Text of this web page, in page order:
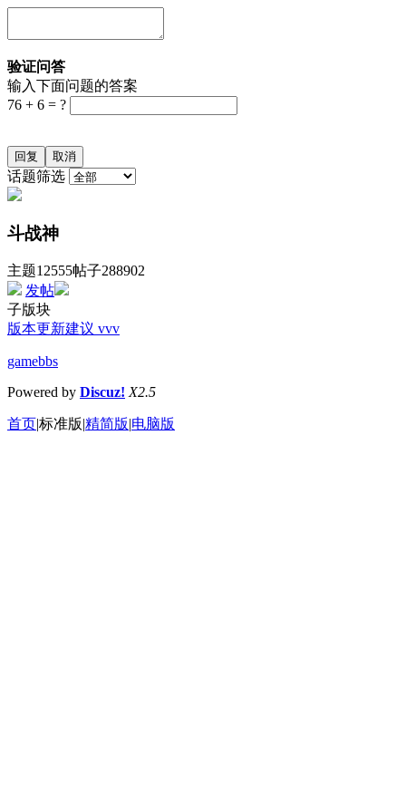
验证问答
输入下面问题的答案
76 + 6 = ?
话题筛选
斗战神
主题12555帖子288902
发帖
子版块
版本更新建议 vvv
gamebbs
Powered by Discuz! X2.5
首页|标准版|精简版|电脑版